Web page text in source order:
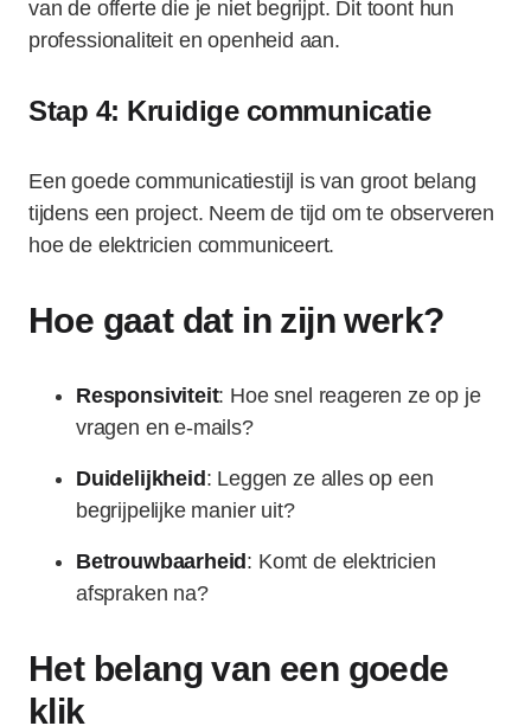
van de offerte die je niet begrijpt. Dit toont hun
professionaliteit en openheid aan.
Stap 4: Kruidige communicatie
Een goede communicatiestijl is van groot belang
tijdens een project. Neem de tijd om te observeren
hoe de elektricien communiceert.
Hoe gaat dat in zijn werk?
Responsiviteit: Hoe snel reageren ze op je
vragen en e-mails?
Duidelijkheid : Leggen ze alles op een
begrijpelijke manier uit?
Betrouwbaarheid : Komt de elektricien
afspraken na?
Het belang van een goede
klik